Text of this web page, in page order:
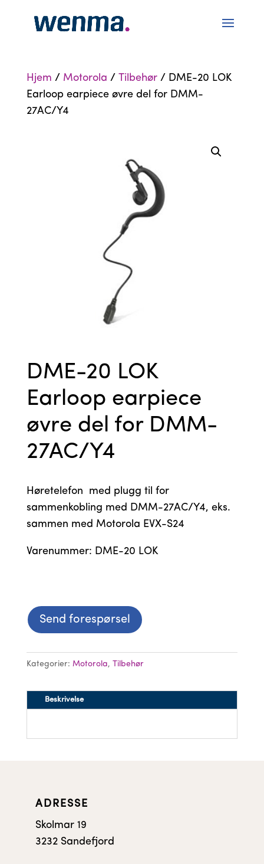
Hjem / Motorola / Tilbehør/ DME-20 LOK
Earloop earpiece øvre del for DMM-
27AC/Y4
DME-20 LOK
Earloop earpiece
øvre del for DMM-
27AC/Y4
Høretelefon med plugg til for
sammenkobling med DMM-27AC/Y4, eks.
sammen med Motorola EVX-S24
Varenummer: DME-20 LOK
Send forespørsel
Kategorier: Motorola, Tilbehør
Beskrivelse
ADRESSE
Skolmar 19
3232 Sandefjord